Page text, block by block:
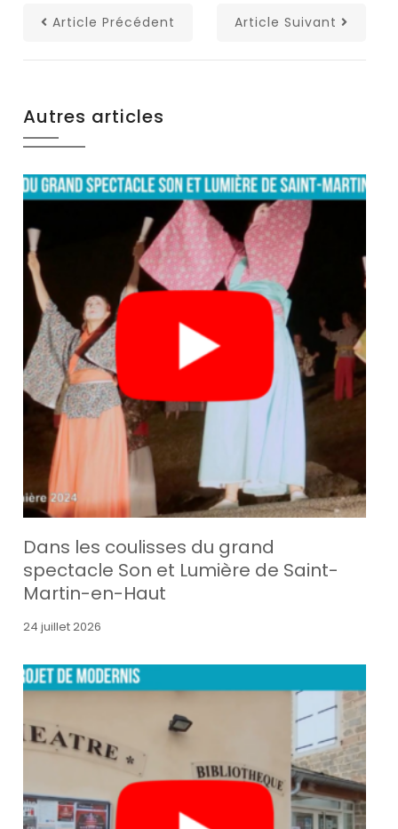
Article Précédent Article Suivant
Autres articles
Dans les coulisses du grand
spectacle Son et Lumière de Saint-
Martin-en-Haut
24 juillet 2026